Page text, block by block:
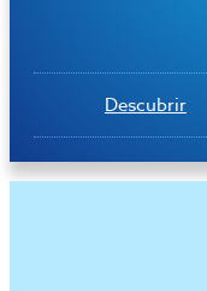
Descubrir